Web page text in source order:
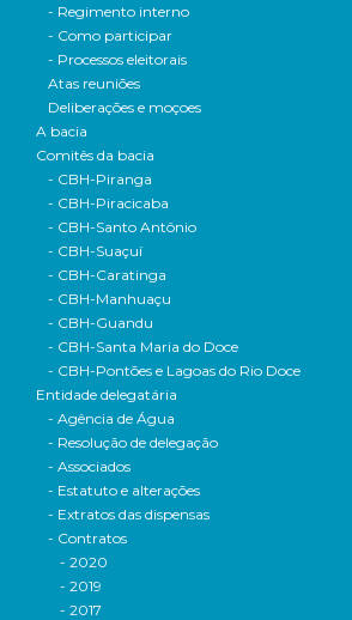
- Regimento interno
- Como participar
- Processos eleitorais
Atas reuniões
Deliberações e moçoes
A bacia
Comitês da bacia
- CBH-Piranga
- CBH-Piracicaba
- CBH-Santo Antônio
- CBH-Suaçuí
- CBH-Caratinga
- CBH-Manhuaçu
- CBH-Guandu
- CBH-Santa Maria do Doce
- CBH-Pontões e Lagoas do Rio Doce
Entidade delegatária
- Agência de Água
- Resolução de delegação
- Associados
- Estatuto e alterações
- Extratos das dispensas
- Contratos
- 2020
- 2019
- 2017